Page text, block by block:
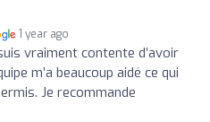
1 year ago
vraiment contente d’avoir
m’a beaucoup aidé ce qui
Je recommande